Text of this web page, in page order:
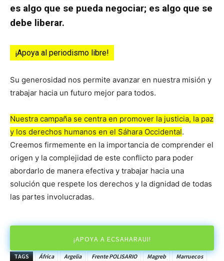
es algo que se pueda negociar; es algo que se
debe liberar.
¡Apoya al periodismo libre!
Su generosidad nos permite avanzar en nuestra misión y
trabajar hacia un futuro mejor para todos.
Nuestra campaña se centra en promover la justicia, la paz
y los derechos humanos en el Sáhara Occidental.
Creemos firmemente en la importancia de comprender el
origen y la complejidad de este conflicto para poder
abordarlo de manera efectiva y trabajar hacia una
solución que respete los derechos y la dignidad de todas
las partes involucradas.
¡APOYA A ECSAHARAUI!
TAGS África Argelia Frente POLISARIO Magreb
Marruecos